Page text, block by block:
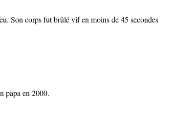
Son corps fut brûlé vif en moins de 45 secondes
papa en 2000.